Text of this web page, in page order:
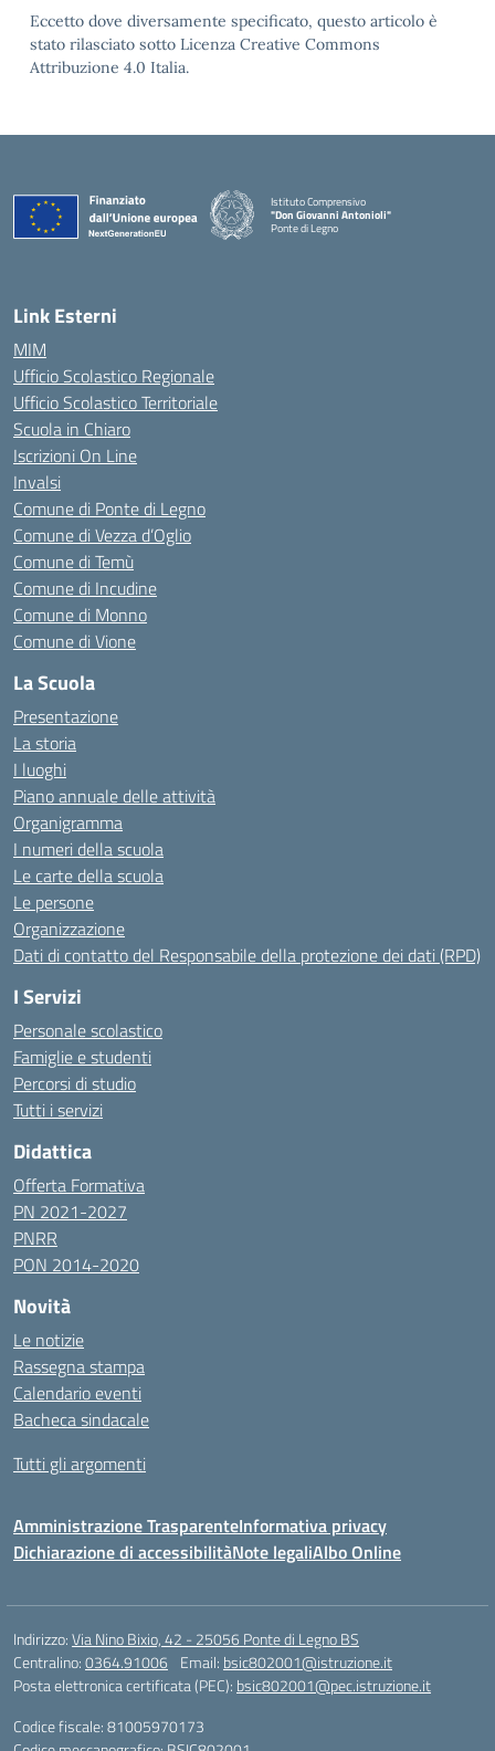
Eccetto dove diversamente specificato, questo articolo è
stato rilasciato sotto Licenza Creative Commons
Attribuzione 4.0 Italia.
Istituto Comprensivo
"Don Giovanni Antonioli"
Ponte di Legno
— Visita la pagina iniziale della scuola
Link Esterni
MIM
Ufficio Scolastico Regionale
Ufficio Scolastico Territoriale
Scuola in Chiaro
Iscrizioni On Line
Invalsi
Comune di Ponte di Legno
Comune di Vezza d’Oglio
Comune di Temù
Comune di Incudine
Comune di Monno
Comune di Vione
La Scuola
Presentazione
La storia
I luoghi
Piano annuale delle attività
Organigramma
I numeri della scuola
Le carte della scuola
Le persone
Organizzazione
Dati di contatto del Responsabile della protezione dei dati (RPD)
I Servizi
Personale scolastico
Famiglie e studenti
Percorsi di studio
Tutti i servizi
Didattica
Offerta Formativa
PN 2021-2027
PNRR
PON 2014-2020
Novità
Le notizie
Rassegna stampa
Calendario eventi
Bacheca sindacale
Tutti gli argomenti
Amministrazione TrasparenteInformativa privacy
Dichiarazione di accessibilitàNote legaliAlbo Online
Indirizzo:Via Nino Bixio, 42 - 25056 Ponte di Legno BS
Centralino:0364.91006 Email: bsic802001@istruzione.it
Posta elettronica certificata (PEC): bsic802001@pec.istruzione.it
Codice fiscale: 81005970173